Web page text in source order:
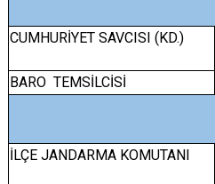
CUMHURİYET SAVCISI (KD.)
BARO TEMSİLCİSİ
İLÇE JANDARMA KOMUTANI